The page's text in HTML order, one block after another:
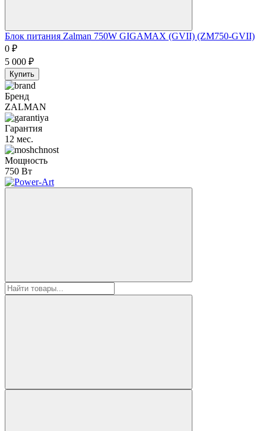
Блок питания Zalman 750W GIGAMAX (GVII) (ZM750-GVII)
0 ₽
5 000 ₽
Купить
Бренд
ZALMAN
Гарантия
12 мес.
Мощность
750 Вт